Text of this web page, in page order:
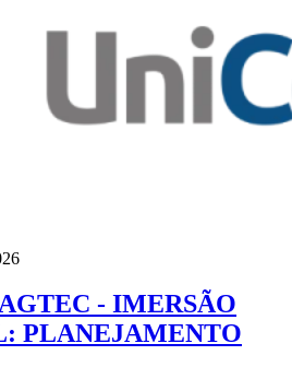
- IMERSÃO
PLANEJAMENTO